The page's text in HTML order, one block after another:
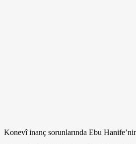
Konevî inanç sorunlarında Ebu